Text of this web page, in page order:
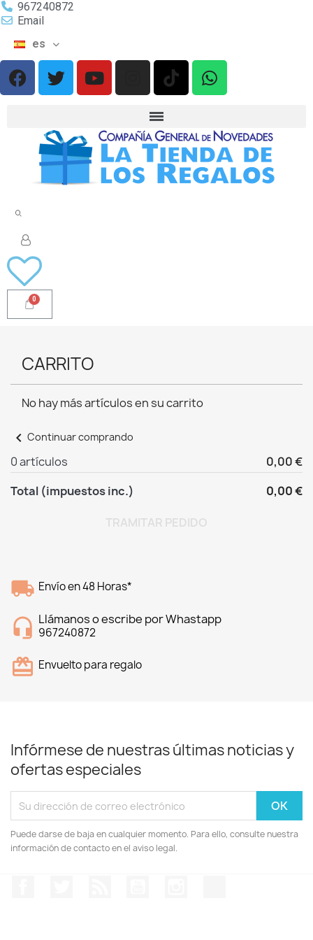
967240872
Email
es
CARRITO
No hay más artículos en su carrito
chevron_left Continuar comprando
0 artículos
0,00 €
Total (impuestos inc.)
0,00 €
TRAMITAR PEDIDO
Envío en 48 Horas*
Llámanos o escribe por Whastapp
967240872
Envuelto para regalo
Infórmese de nuestras últimas noticias y
ofertas especiales
Puede darse de baja en cualquier momento. Para ello, consulte nuestra
información de contacto en el aviso legal.